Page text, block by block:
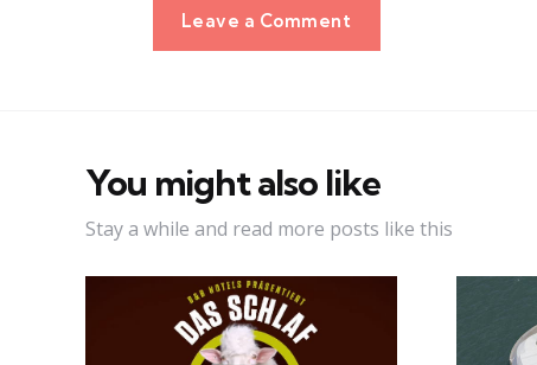
Leave a Comment
You might also like
Stay a while and read more posts like this